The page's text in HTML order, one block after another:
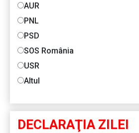
AUR
PNL
PSD
SOS România
USR
Altul
DECLARAŢIA ZILEI